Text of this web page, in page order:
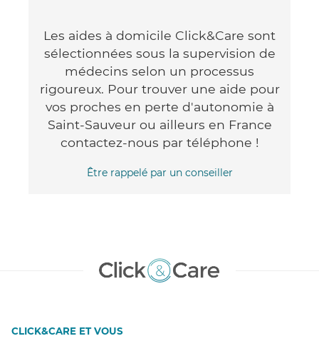
Les aides à domicile Click&Care sont
sélectionnées sous la supervision de
médecins selon un processus
rigoureux. Pour trouver une aide pour
vos proches en perte d'autonomie à
Saint-Sauveur ou ailleurs en France
contactez-nous par téléphone !
Être rappelé par un conseiller
CLICK&CARE ET VOUS